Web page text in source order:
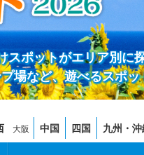
スポットがエリア別に
場など、遊べるスポ
大阪 中国 四国 九州・